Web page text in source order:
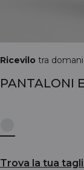
Ricevilo tra
PANTALONI
Trova la tua